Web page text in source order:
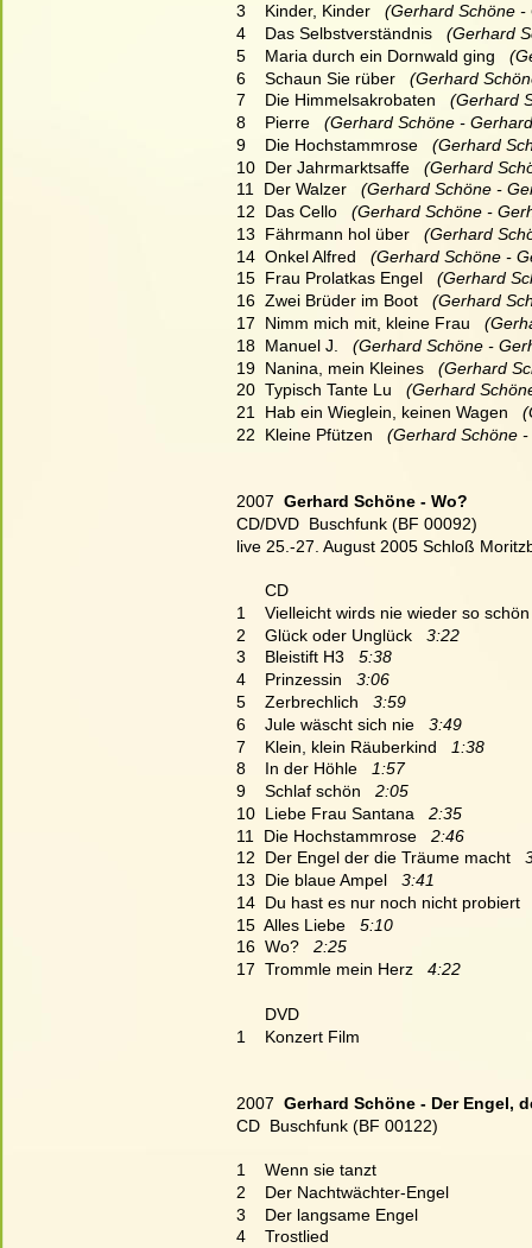
3    Kinder, Kinder
(Gerhard Schöne
4    Das Selbstverständnis
(Gerhard
5    Maria durch ein Dornwald ging
6    Schaun Sie rüber
(Gerhard
7    Die Himmelsakrobaten
(Gerhard
8    Pierre
(Gerhard Schöne -
9    Die Hochstammrose
(Gerhard
10  Der Jahrmarktsaffe
(Gerhard
11  Der Walzer
(Gerhard Schöne -
12  Das Cello
(Gerhard Schöne -
13  Fährmann hol über
(Gerhard
14  Onkel Alfred
(Gerhard Schöne -
15  Frau Prolatkas Engel
(Gerhard
16  Zwei Brüder im Boot
(Gerhard
17  Nimm mich mit, kleine Frau
18  Manuel J.
(Gerhard Schöne -
19  Nanina, mein Kleines
(Gerhard
20  Typisch Tante Lu
(Gerhard
21  Hab ein Wieglein, keinen Wagen
22  Kleine Pfützen
(Gerhard Schöne
2007 Gerhard Schöne - Wo?
CD/DVD  Buschfunk (BF 00092)
live 25.-27. August 2005 Schloß
      CD
1    Vielleicht wirds nie wieder so
2    Glück oder Unglück 3:22
3    Bleistift H3 5:38
4    Prinzessin 3:06
5    Zerbrechlich 3:59
6    Jule wäscht sich nie 3:49
7    Klein, klein Räuberkind
1:38
8    In der Höhle 1:57
9    Schlaf schön 2:05
10  Liebe Frau Santana 2:35
11  Die Hochstammrose 2:46
12  Der Engel der die Träume macht
13  Die blaue Ampel 3:41
14  Du hast es nur noch nicht
15  Alles Liebe 5:10
16  Wo? 2:25
17  Trommle mein Herz 4:22
    DVD
1    Konzert Film
2007 Gerhard Schöne - Der Engel,
CD  Buschfunk (BF 00122)
1    Wenn sie tanzt
2    Der Nachtwächter-Engel
3    Der langsame Engel
4    Trostlied